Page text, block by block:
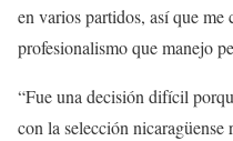
en varios partidos, así que me
profesionalismo que manejo
“Fue una decisión difícil
con la selección